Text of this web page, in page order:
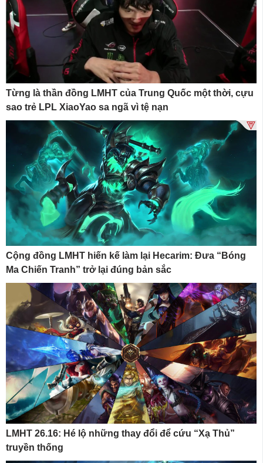
Từng là thần đồng LMHT của Trung Quốc một thời, cựu
sao trẻ LPL XiaoYao sa ngã vì tệ nạn
Cộng đồng LMHT hiến kế làm lại Hecarim: Đưa “Bóng
Ma Chiến Tranh” trở lại đúng bản sắc
LMHT 26.16: Hé lộ những thay đổi để cứu “Xạ Thủ”
truyền thống